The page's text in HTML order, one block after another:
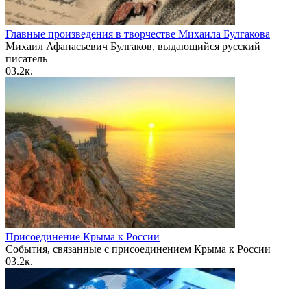
Главные произведения в творчестве Михаила Булгакова
Михаил Афанасьевич Булгаков, выдающийся русский
писатель
03.2к.
Присоединение Крыма к России
События, связанные с присоединением Крыма к России
03.2к.